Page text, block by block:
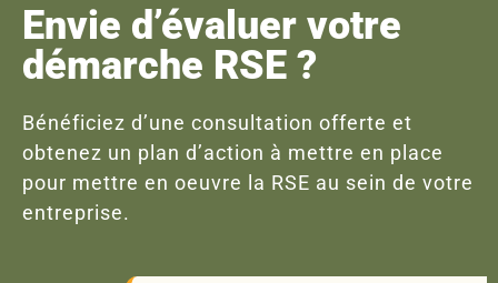
Envie d’évaluer votre
démarche RSE ?
Bénéficiez d’une consultation offerte et
obtenez un plan d’action à mettre en place
pour mettre en oeuvre la RSE au sein de votre
entreprise.